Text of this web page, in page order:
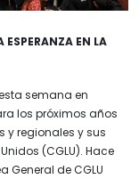
ESPERANZA EN LA
semana en
los próximos años
y regionales y sus
(CGLU). Hace
General de CGLU